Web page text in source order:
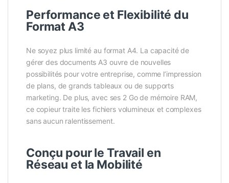
Performance et Flexibilité du
Format A3
Ne soyez plus limité au format A4. La capacité de
gérer des documents A3 ouvre de nouvelles
possibilités pour votre entreprise, comme l’impression
de plans, de grands tableaux ou de supports
marketing. De plus, avec ses 2 Go de mémoire RAM,
ce copieur traite les fichiers volumineux et complexes
sans aucun ralentissement.
Conçu pour le Travail en
Réseau et la Mobilité